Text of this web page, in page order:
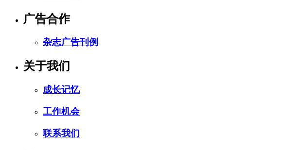
广告合作
杂志广告刊例
关于我们
成长记忆
工作机会
联系我们